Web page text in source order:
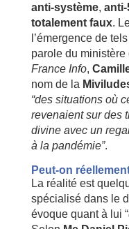
anti-système, anti-
totalement faux.
l’émergence de
parole du ministère
France Info,
nom de la
“des situations où
revenaient sur des
divine avec un
à la pandémie”.
Peut-on
La réalité est
spécialisé dans le
évoque quant à lui “